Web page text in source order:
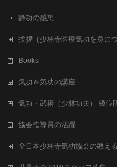
静功の感想
挨拶（少林寺医療気功を身につ
Books
気功＆気功の講座
気功・武術（少林功夫） 級位
協会指導員の活躍
全日本少林寺気功協会の教え